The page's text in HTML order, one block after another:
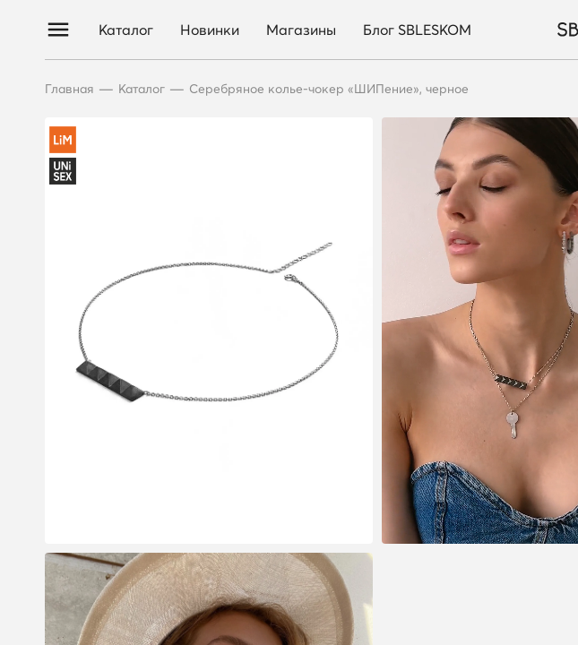
Каталог Новинки Магазины Блог SBLESKOM
Главная — Каталог — Серебряное колье-чокер «ШИПение», черное